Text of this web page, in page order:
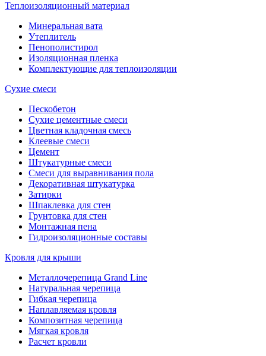
Теплоизоляционный материал
Минеральная вата
Утеплитель
Пенополистирол
Изоляционная пленка
Комплектующие для теплоизоляции
Сухие смеси
Пескобетон
Сухие цементные смеси
Цветная кладочная смесь
Клеевые смеси
Цемент
Штукатурные смеси
Смеси для выравнивания пола
Декоративная штукатурка
Затирки
Шпаклевка для стен
Грунтовка для стен
Монтажная пена
Гидроизоляционные составы
Кровля для крыши
Металлочерепица Grand Line
Натуральная черепица
Гибкая черепица
Наплавляемая кровля
Композитная черепица
Мягкая кровля
Расчет кровли